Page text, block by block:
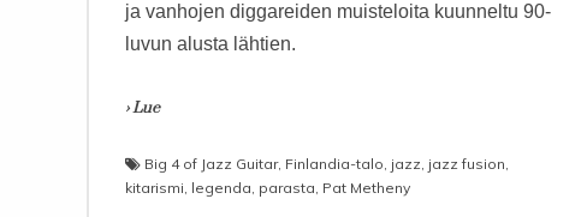
ja vanhojen diggareiden muisteloita kuunneltu 90-
luvun alusta lähtien.
› Lue
Big 4 of Jazz Guitar, Finlandia-talo, jazz, jazz fusion,
kitarismi, legenda, parasta, Pat Metheny